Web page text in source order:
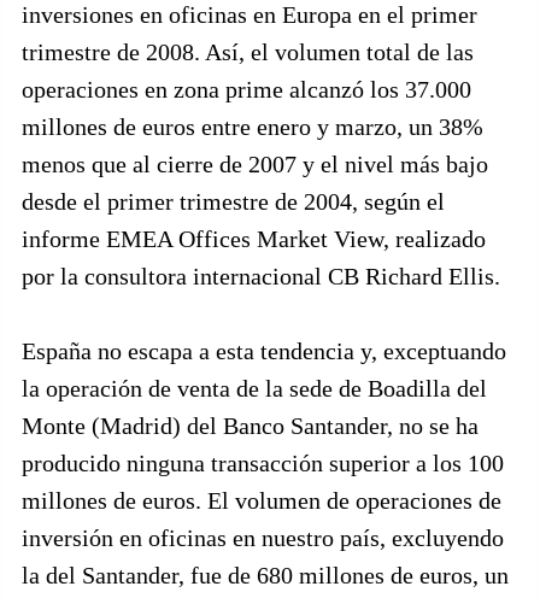
inversiones en oficinas en Europa en el primer
trimestre de 2008. Así, el volumen total de las
operaciones en zona prime alcanzó los 37.000
millones de euros entre enero y marzo, un 38%
menos que al cierre de 2007 y el nivel más bajo
desde el primer trimestre de 2004, según el
informe EMEA Offices Market View, realizado
por la consultora internacional CB Richard Ellis.
España no escapa a esta tendencia y, exceptuando
la operación de venta de la sede de Boadilla del
Monte (Madrid) del Banco Santander, no se ha
producido ninguna transacción superior a los 100
millones de euros. El volumen de operaciones de
inversión en oficinas en nuestro país, excluyendo
la del Santander, fue de 680 millones de euros, un